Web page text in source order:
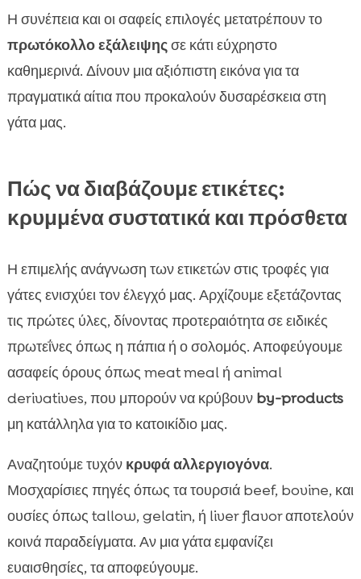
Η συνέπεια και οι σαφείς επιλογές μετατρέπουν το
πρωτόκολλο εξάλειψηςσε κάτι εύχρηστο
καθημερινά. Δίνουν μια αξιόπιστη εικόνα για τα
πραγματικά αίτια που προκαλούν δυσαρέσκεια στη
γάτα μας.
Πώς να διαβάζουμε ετικέτες:
κρυμμένα συστατικά και πρόσθετα
Η επιμελής ανάγνωση των ετικετών στις τροφές για
γάτες ενισχύει τον έλεγχό μας. Αρχίζουμε εξετάζοντας
τις πρώτες ύλες, δίνοντας προτεραιότητα σε ειδικές
πρωτεΐνες όπως η πάπια ή ο σολομός. Αποφεύγουμε
ασαφείς όρους όπως meat meal ή animal
derivatives, που μπορούν να κρύβουν by-products
μη κατάλληλα για το κατοικίδιο μας.
Αναζητούμε τυχόν κρυφά αλλεργιογόνα.
Μοσχαρίσιες πηγές όπως τα τουρσιά beef, bovine, και
ουσίες όπως tallow, gelatin, ή liver flavor αποτελούν
κοινά παραδείγματα. Αν μια γάτα εμφανίζει
ευαισθησίες, τα αποφεύγουμε.